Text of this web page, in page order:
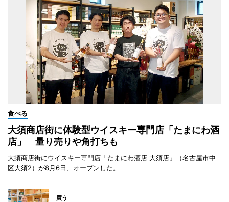
食べる
大須商店街に体験型ウイスキー専門店「たまにわ酒
店」 量り売りや角打ちも
大須商店街にウイスキー専門店「たまにわ酒店 大須店」（名古屋市中
区大須2）が8月6日、オープンした。
買う